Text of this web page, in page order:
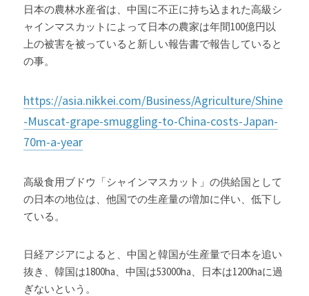
日本の農林水産省は、中国に不正に持ち込まれた高級シ
ャインマスカットによって日本の農家は年間100億円以
上の被害を被っていると新しい報告書で報告していると
の事。
https://asia.nikkei.com/Business/Agriculture/Shine
-Muscat-grape-smuggling-to-China-costs-Japan-
70m-a-year
高級食用ブドウ「シャインマスカット」の供給国として
の日本の地位は、他国での生産量の増加に伴い、低下し
ている。
日経アジアによると、中国と韓国が生産量で日本を追い
抜き、韓国は1800ha、中国は53000ha、日本は1200haに過
ぎないという。